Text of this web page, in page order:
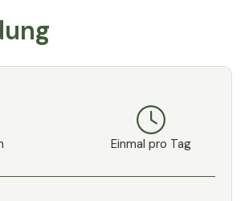
Einmal pro Tag